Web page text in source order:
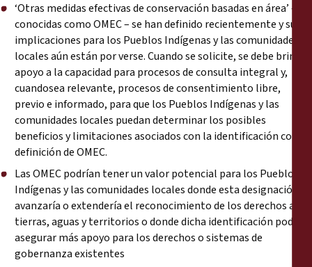
‘Otras medidas efectivas de conservación basadas en área’ –
conocidas como OMEC – se han definido recientemente y sus
implicaciones para los Pueblos Indígenas y las comunidades
locales aún están por verse. Cuando se solicite, se debe brindar
apoyo a la capacidad para procesos de consulta integral y,
cuandosea relevante, procesos de consentimiento libre,
previo e informado, para que los Pueblos Indígenas y las
comunidades locales puedan determinar los posibles
beneficios y limitaciones asociados con la identificación con la
definición de OMEC.
Las OMEC podrían tener un valor potencial para los Pueblos
Indígenas y las comunidades locales donde esta designación
avanzaría o extendería el reconocimiento de los derechos a las
tierras, aguas y territorios o donde dicha identificación podría
asegurar más apoyo para los derechos o sistemas de
gobernanza existentes